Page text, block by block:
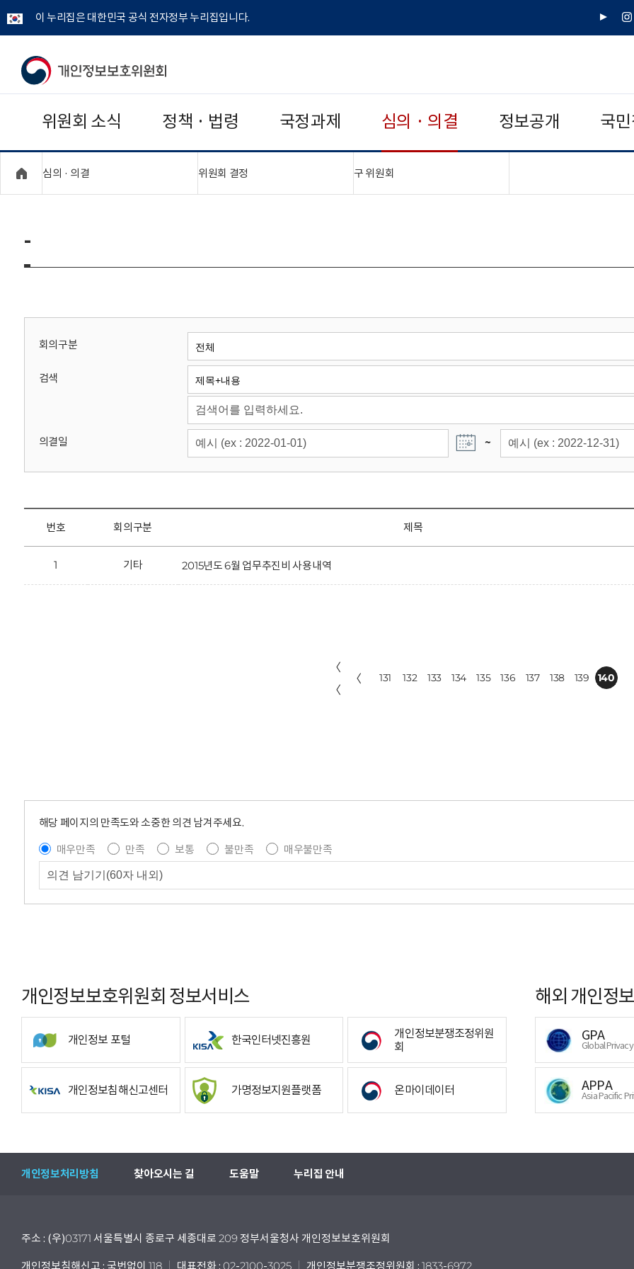
이 누리집은 대한민국 공식 전자정부 누리집입니다.
유
인
개
보
보
위
회
위원회 소식 정책 · 법령 국정과제 심의 · 의결 정보공개 국
심의 · 의결 위원회 결정 구 위원회
-
회의구분
검색
의결일 ~
번호 회의구분 제목
1 기타 2015년도 6월 업무추진비 사용내역
〈
〈
〈 131 132 133 134 135 136 137 138 139 140
해당 페이지의 만족도와 소중한 의견 남겨주세요.
매우만족
만족 보통 불만족 매우불만족
개인정보보호위원회 정보서비스
개인정보 포털 한국인터넷진흥원
개인정보분쟁조정위원
회
개인정보침해신고센터 가명정보지원플랫폼 온마이데이터
해외 개인정
GPA
Global
APPA
Asia Pacific
개인정보처리방침 찾아오시는 길 도움말 누리집 안내
주소 : (우)03171 서울특별시 종로구 세종대로 209 정부서울청사 개인정보보호위원회
개인정보침해신고 : 국번없이 118 대표전화 : 02-2100-3025 개인정보분쟁조정위원회 : 1833-6972